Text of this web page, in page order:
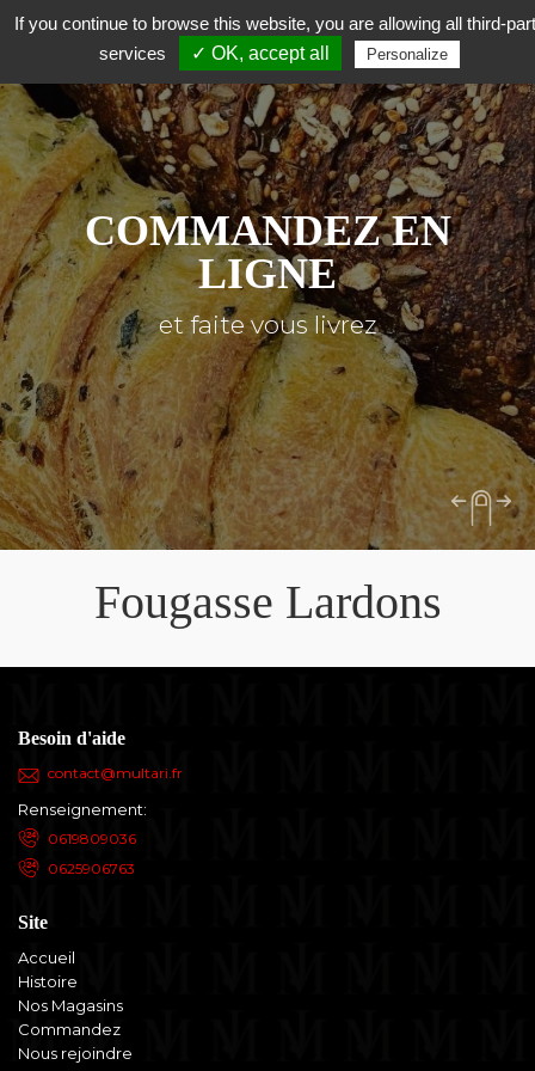
COMMANDEZ EN
LIGNE
et faite vous livrez
Fougasse Lardons
Besoin d'aide
contact@multari.fr
Renseignement:
0619809036
0625906763
Site
Accueil
Histoire
Nos Magasins
Commandez
Nous rejoindre
If you continue to browse this website, you are allowing all third-
services
✓ OK, accept all Personalize